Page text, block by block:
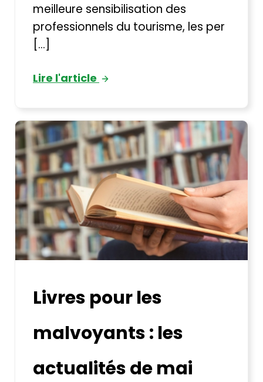
meilleure sensibilisation des
professionnels du tourisme, les per
[...]
Lire l'article
Livres pour les
malvoyants : les
actualités de mai